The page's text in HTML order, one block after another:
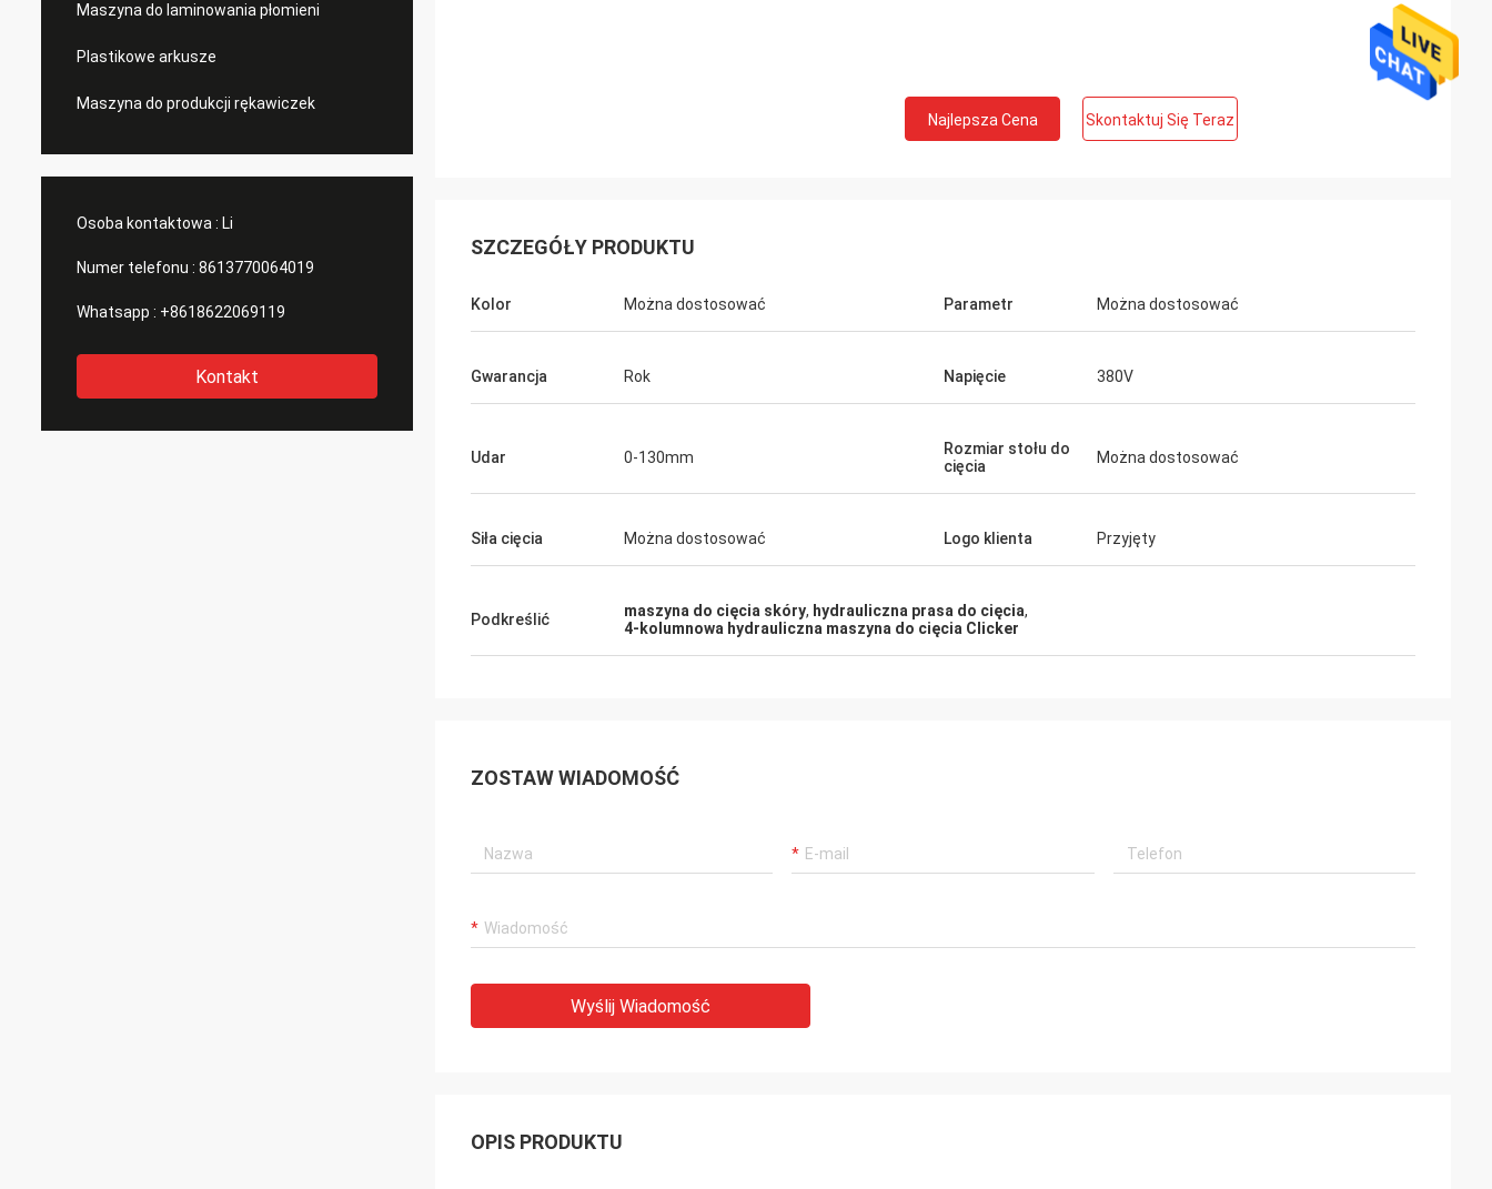
Maszyna do laminowania płomieni
Plastikowe arkusze
Maszyna do produkcji rękawiczek
Osoba kontaktowa : Li
Numer telefonu : 8613770064019
Whatsapp : +8618622069119
Kontakt
Najlepsza Cena Skontaktuj Się Teraz
SZCZEGÓŁY PRODUKTU
Kolor Można dostosować Parametr Można dostosować
Gwarancja Rok Napięcie 380V
Udar 0-130mm
Rozmiar stołu do
cięcia
Można dostosować
Siła cięcia Można dostosować Logo klienta Przyjęty
Podkreślić maszyna do cięcia skóry, hydrauliczna prasa do cięcia,
4-kolumnowa hydrauliczna maszyna do cięcia Clicker
ZOSTAW WIADOMOŚĆ
Wyślij Wiadomość
OPIS PRODUKTU